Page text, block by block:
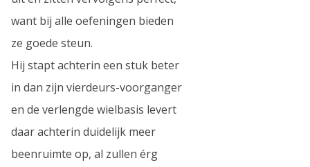
want bij alle oefeningen bieden
ze goede steun.
Hij stapt achterin een stuk beter
in dan zijn vierdeurs-voorganger
en de verlengde wielbasis levert
daar achterin duidelijk meer
beenruimte op, al zullen érg